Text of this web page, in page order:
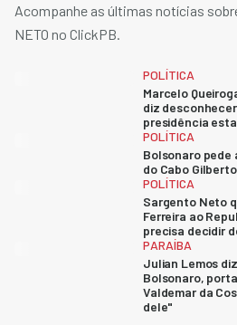
Acompanhe as últimas notícias
NETO no ClickPB.
POLÍTICA
Marcelo
diz
presidência
POLÍTICA
Bolsonaro pede
do Cabo
POLÍTICA
Sargento Neto
Ferreira ao
precisa decidir
PARAÍBA
Julian Lemos
Bolsonaro,
Valdemar da
dele"